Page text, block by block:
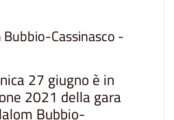
Bubbio-Cassinasco -
27 giugno è in
2021 della gara
Bubbio-